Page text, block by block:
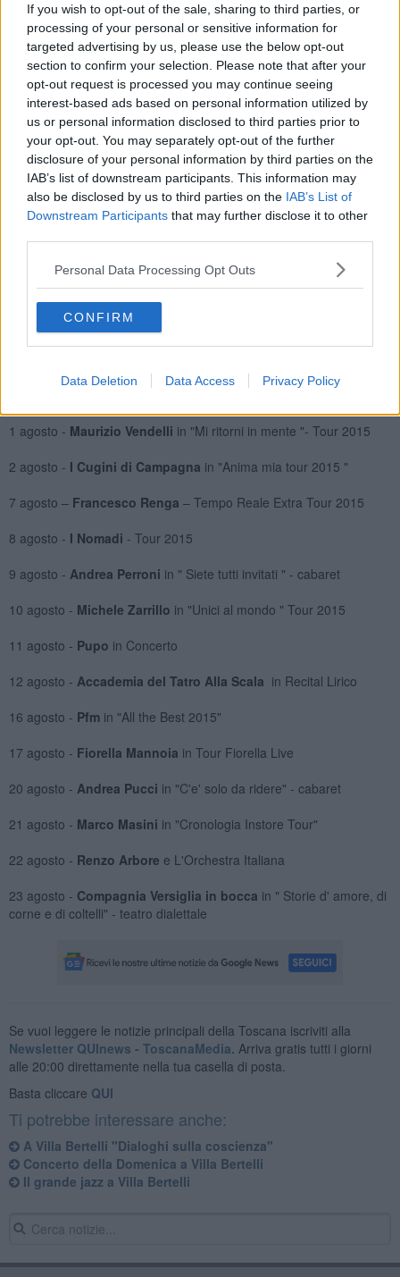
If you wish to opt-out of the sale, sharing to third parties, or
processing of your personal or sensitive information for
targeted advertising by us, please use the below opt-out
section to confirm your selection. Please note that after your
opt-out request is processed you may continue seeing
interest-based ads based on personal information utilized by
us or personal information disclosed to third parties prior to
your opt-out. You may separately opt-out of the further
disclosure of your personal information by third parties on the
IAB’s list of downstream participants. This information may
also be disclosed by us to third parties on the IAB’s List of
Downstream Participants that may further disclose it to other
Personal Data Processing Opt Outs
CONFIRM
Data Deletion Data Access Privacy Policy
Cugini di Campagna, Fausto Leali, i Nomadi e Riccardo Fogli.
Il teatro non mancherà con l’omaggio alla Versilia con una serata di
teatro dialettale e la programmazione di cabaret ottimamente
“firmato”: Andrea Perroni, Andrea Pucci, la Compagnia Versiglia in
Bocca.
I concerti sono ancora una volta d’autore: Fiorella Mannoia,
Francesco Renga, Pupo, PFM, Marco Masini, Michele Zarrillo,
Renzo Arbore e L’Orchestra Italianae ancora la serata con
l’Accademia del Teatro alla Scalain recital lirico e il concerto di
ottoni.
Questo il programma degli eventi:
11 luglio -Riccardo Fogliin concerto - Tour 2015
17 luglio –Concerto di ottoni
1 agosto - Maurizio Vendelli in "Mi ritorni in mente "- Tour 2015
2 agosto - I Cugini di Campagna in "Anima mia tour 2015 "
7 agosto – Francesco Renga – Tempo Reale Extra Tour 2015
8 agosto - I Nomadi - Tour 2015
9 agosto - Andrea Perroni in " Siete tutti invitati " - cabaret
10 agosto - Michele Zarrillo in "Unici al mondo " Tour 2015
11 agosto - Pupo in Concerto
12 agosto - Accademia del Tatro Alla Scala in Recital Lirico
16 agosto - Pfm in "All the Best 2015"
17 agosto - Fiorella Mannoia in Tour Fiorella Live
20 agosto - Andrea Pucci in "C'e' solo da ridere" - cabaret
21 agosto - Marco Masini in "Cronologia Instore Tour"
22 agosto - Renzo Arbore e L'Orchestra Italiana
23 agosto - Compagnia Versiglia in bocca in " Storie d' amore, di
corne e di coltelli" - teatro dialettale
Se vuoi leggere le notizie principali della Toscana iscriviti alla
Newsletter QUInews - ToscanaMedia. Arriva gratis tutti i giorni
alle 20:00 direttamente nella tua casella di posta.
Basta cliccare QUI
Ti potrebbe interessare anche:
A Villa Bertelli "Dialoghi sulla coscienza"
Concerto della Domenica a Villa Bertelli
Il grande jazz a Villa Bertelli